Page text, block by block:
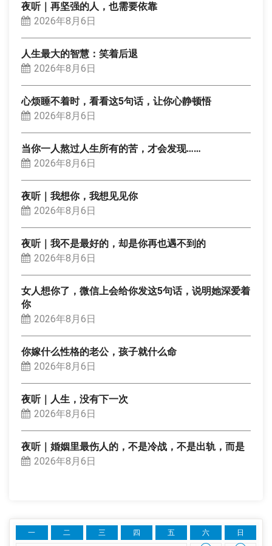
夜听｜再坚强的人，也需要依靠
2026年8月6日
人生最大的智慧：笑着后退
2026年8月6日
心烦睡不着时，看看这5句话，让你心静顿悟
2026年8月6日
当你一人熬过人生所有的苦，才会发现……
2026年8月6日
夜听｜我想你，我想见见你
2026年8月6日
夜听｜我不是最好的，却是你再也遇不到的
2026年8月6日
女人想你了，微信上会给你发这5句话，说明她深爱着
你
2026年8月6日
你嫁什么性格的老公，孩子就什么命
2026年8月6日
夜听｜人生，没有下一次
2026年8月6日
夜听｜婚姻里最伤人的，不是冷战，不是出轨，而是
2026年8月6日
一 二 三 四 五 六 日